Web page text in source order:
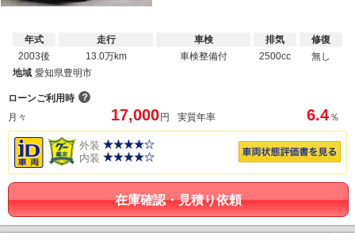
年式
2003後
走行
13.0万km
車検
車検整備付
排気
2500cc
修復
無し
地域 愛知県豊明市
ローンご利用時 ？
月々
17,000円 実質年率 6.4 ％
外装
内装
在庫確認・見積り依頼